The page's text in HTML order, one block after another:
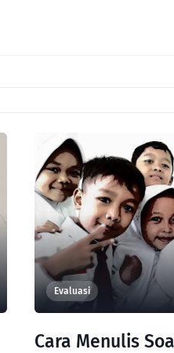
Evaluasi
Cara Menulis